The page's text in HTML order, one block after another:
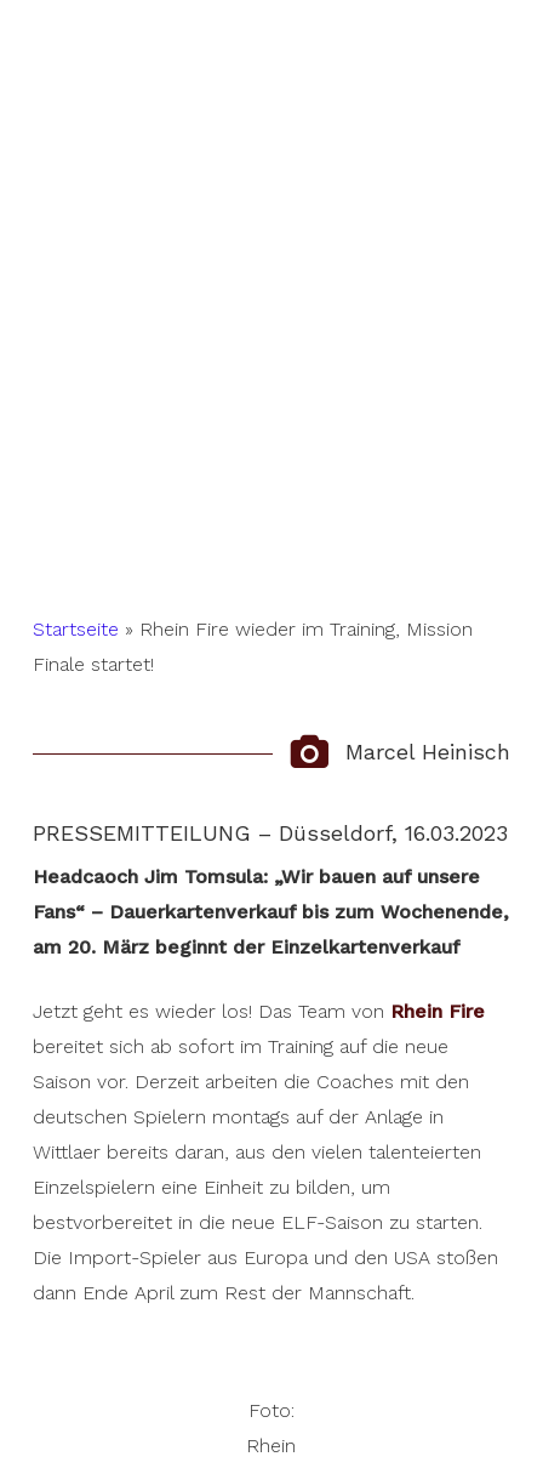
Startseite » Rhein Fire wieder im Training, Mission
Finale startet!
Marcel Heinisch
PRESSEMITTEILUNG – Düsseldorf, 16.03.2023
Headcaoch Jim Tomsula: „Wir bauen auf unsere
Fans“ – Dauerkartenverkauf bis zum Wochenende,
am 20. März beginnt der Einzelkartenverkauf
Jetzt geht es wieder los! Das Team von Rhein Fire
bereitet sich ab sofort im Training auf die neue
Saison vor. Derzeit arbeiten die Coaches mit den
deutschen Spielern montags auf der Anlage in
Wittlaer bereits daran, aus den vielen talenteierten
Einzelspielern eine Einheit zu bilden, um
bestvorbereitet in die neue ELF-Saison zu starten.
Die Import-Spieler aus Europa und den USA stoßen
dann Ende April zum Rest der Mannschaft.
Foto:
Rhein